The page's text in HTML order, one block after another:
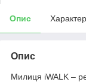
Опис
Опис
Милиця iWALK –